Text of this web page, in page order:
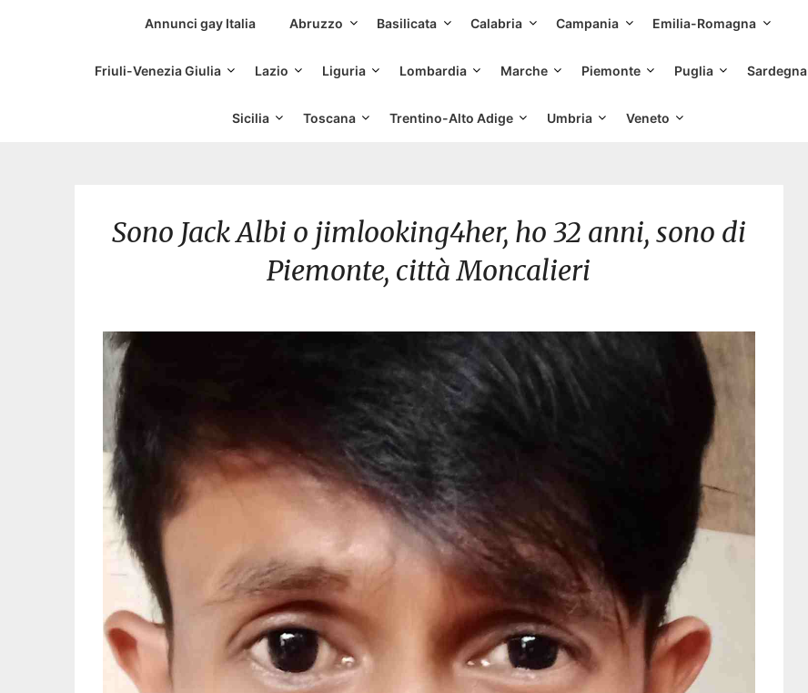
Siti Incontri Gay
Annunci gay Italia Abruzzo Basilicata Calabria Campania Emilia-Romagna
Friuli-Venezia Giulia Lazio Liguria Lombardia Marche Piemonte Puglia Sardegna
Sicilia Toscana Trentino-Alto Adige Umbria Veneto
Sono Jack Albi o jimlooking4her, ho 32 anni, sono di
Piemonte, città Moncalieri